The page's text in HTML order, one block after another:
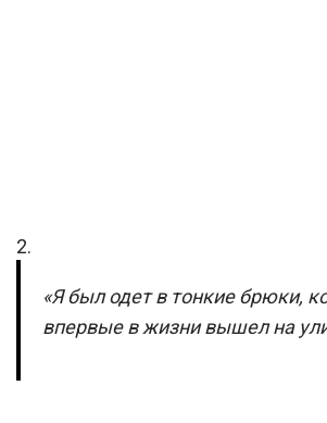
2.
«Я был одет в тонкие брюки,
впервые в жизни вышел на